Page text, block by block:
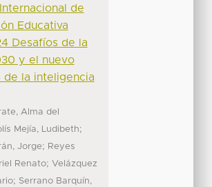
de
Educativa
Desafíos de la
y el nuevo
de la inteligencia
Alma del
Mejía, Ludibeth;
Jorge; Reyes
Renato; Velázquez
; Serrano Barquín,